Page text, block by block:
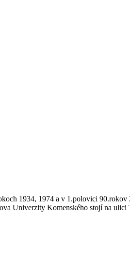
1934, 1974 a v 1.polovici
Univerzity Komenského stojí na